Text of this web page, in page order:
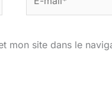
mail*
mon site dans le